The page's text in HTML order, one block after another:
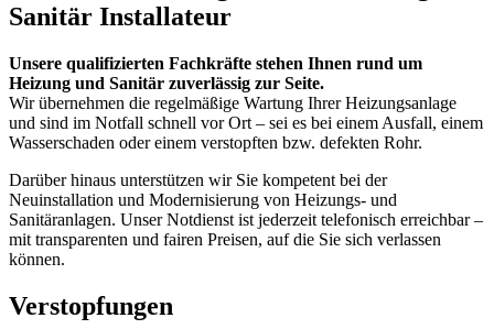
Sanitär Installateur
Unsere qualifizierten Fachkräfte stehen Ihnen rund um
Heizung und Sanitär zuverlässig zur Seite.
Wir übernehmen die regelmäßige Wartung Ihrer Heizungsanlage
und sind im Notfall schnell vor Ort – sei es bei einem Ausfall, einem
Wasserschaden oder einem verstopften bzw. defekten Rohr.
Darüber hinaus unterstützen wir Sie kompetent bei der
Neuinstallation und Modernisierung von Heizungs- und
Sanitäranlagen. Unser Notdienst ist jederzeit telefonisch erreichbar –
mit transparenten und fairen Preisen, auf die Sie sich verlassen
können.
Verstopfungen